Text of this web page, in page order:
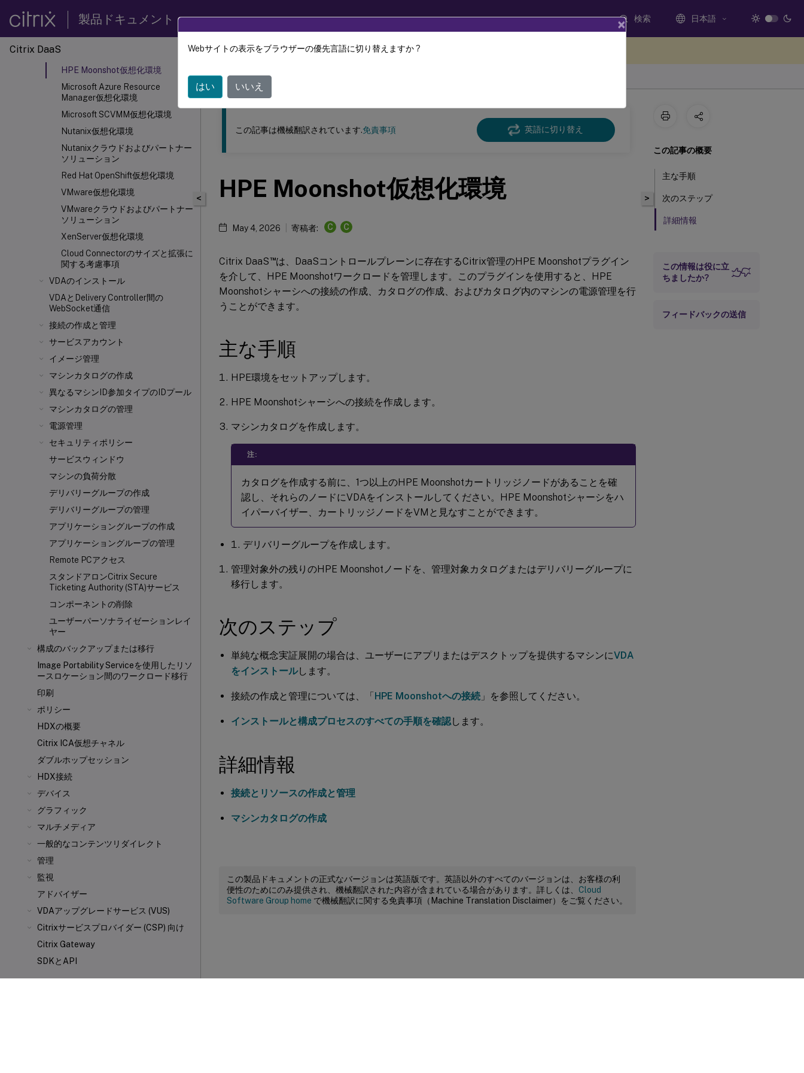
製品ドキュメント 検索 日本語
Citrix DaaS
Amulet Hotkey CoreStation仮想化
AWS仮想化環境
HPE Moonshot仮想化環境
Microsoft Azure Resource
Manager仮想化環境
Microsoft SCVMM仮想化環境
Nutanix仮想化環境
Nutanixクラウドおよびパートナー
ソリューション
Red Hat OpenShift仮想化環境
VMware仮想化環境
VMwareクラウドおよびパートナー
ソリューション
XenServer仮想化環境
Cloud Connectorのサイズと拡張に
関する考慮事項
VDAのインストール
VDAとDelivery Controller間の
WebSocket通信
接続の作成と管理
サービスアカウント
イメージ管理
マシンカタログの作成
異なるマシンID参加タイプのIDプール
マシンカタログの管理
電源管理
セキュリティポリシー
サービスウィンドウ
マシンの負荷分散
デリバリーグループの作成
デリバリーグループの管理
アプリケーショングループの作成
アプリケーショングループの管理
Remote PCアクセス
スタンドアロンCitrix Secure
Ticketing Authority (STA)サービス
コンポーネントの削除
ユーザーパーソナライゼーションレイ
ヤー
構成のバックアップまたは移行
Image Portability Serviceを使用したリソ
ースロケーション間のワークロード移行
印刷
ポリシー
HDXの概要
Citrix ICA仮想チャネル
ダブルホップセッション
HDX接続
デバイス
グラフィック
マルチメディア
一般的なコンテンツリダイレクト
管理
監視
アドバイザー
VDAアップグレードサービス (VUS)
Citrixサービスプロバイダー (CSP) 向け
Citrix Gateway
SDKとAPI
ドキュメント履歴
このコンテンツは動的に機械翻訳されています。
Citrix DaaS
<
この記事は機械翻訳されています.免責事項 英語に切り替え
HPE Moonshot仮想化環境
May 4, 2026 寄稿者: C C
Citrix DaaS™は、DaaSコントロールプレーンに存在するCitrix管理のHPE Moonshotプラグイン
を介して、HPE Moonshotワークロードを管理します。このプラグインを使用すると、HPE
Moonshotシャーシへの接続の作成、カタログの作成、およびカタログ内のマシンの電源管理を行
うことができます。
主な手順
HPE環境をセットアップします。
HPE Moonshotシャーシへの接続を作成します。
マシンカタログを作成します。
注:
カタログを作成する前に、1つ以上のHPE Moonshotカートリッジノードがあることを確
認し、それらのノードにVDAをインストールしてください。HPE Moonshotシャーシをハ
イパーバイザー、カートリッジノードをVMと見なすことができます。
デリバリーグループを作成します。
管理対象外の残りのHPE Moonshotノードを、管理対象カタログまたはデリバリーグループに
移行します。
次のステップ
単純な概念実証展開の場合は、ユーザーにアプリまたはデスクトップを提供するマシンにVDA
をインストールします。
接続の作成と管理については、「HPE Moonshotへの接続 」を参照してください。
インストールと構成プロセスのすべての手順を確認します。
詳細情報
接続とリソースの作成と管理
マシンカタログの作成
この製品ドキュメントの正式なバージョンは英語版です。英語以外のすべてのバージョンは、お客様の利
便性のためにのみ提供され、機械翻訳された内容が含まれている場合があります。詳しくは、 Cloud
Software Group home で機械翻訳に関する免責事項（Machine Translation Disclaimer）をご覧ください。
>
この記事の概要
主な手順
次のステップ
詳細情報
この情報は役に立
ちましたか?
フィードバックの送信
×
Webサイトの表示をブラウザーの優先言語に切り替えますか ?
はい いいえ